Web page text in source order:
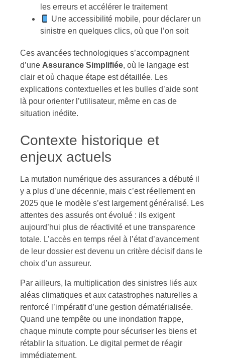
les erreurs et accélérer le traitement
Une accessibilité mobile, pour déclarer un
sinistre en quelques clics, où que l’on soit
Ces avancées technologiques s’accompagnent
d’une Assurance Simplifiée, où le langage est
clair et où chaque étape est détaillée. Les
explications contextuelles et les bulles d’aide sont
là pour orienter l’utilisateur, même en cas de
situation inédite.
Contexte historique et
enjeux actuels
La mutation numérique des assurances a débuté il
y a plus d’une décennie, mais c’est réellement en
2025 que le modèle s’est largement généralisé. Les
attentes des assurés ont évolué : ils exigent
aujourd’hui plus de réactivité et une transparence
totale. L’accès en temps réel à l’état d’avancement
de leur dossier est devenu un critère décisif dans le
choix d’un assureur.
Par ailleurs, la multiplication des sinistres liés aux
aléas climatiques et aux catastrophes naturelles a
renforcé l’impératif d’une gestion dématérialisée.
Quand une tempête ou une inondation frappe,
chaque minute compte pour sécuriser les biens et
rétablir la situation. Le digital permet de réagir
immédiatement.